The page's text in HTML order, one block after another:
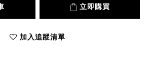
立即購買
加入追蹤清單